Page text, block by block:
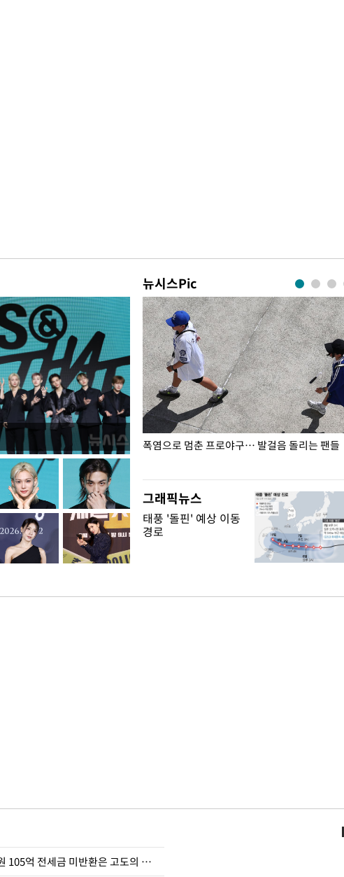
뉴시스Pic
남광주… 열화상 카메라에 담긴 폭염으로 멈춘 프로야구… 발걸음 돌리는 팬들
그래픽뉴스
태풍 '돌핀' 예상 이동
경로
이승기 "차가원 105억 전세금 미반환은 고도의 사기"